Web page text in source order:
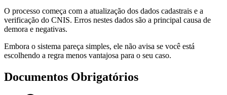
O processo começa com a atualização dos dados cadastrais e a
verificação do CNIS. Erros nestes dados são a principal causa de
demora e negativas.
Embora o sistema pareça simples, ele não avisa se você está
escolhendo a regra menos vantajosa para o seu caso.
Documentos Obrigatórios